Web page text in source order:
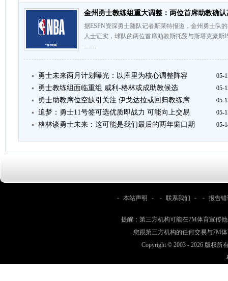
金州勇士教练组重大调整：两位首席助教确认
据ESPN资深勇士随队记者斯莱特报道，金州勇士队
人士证实，球队的两位首席助教斯托茨与斯塔克豪
……
勇士未来两月计划曝光：以库里为核心调整阵容 05-
勇士教练组面临重组 威利-格林或成助教候选 05-
勇士助教席位空缺引关注 伊戈达拉或回归教练席 05-
追梦：勇士11号签可选优质即战力 可能向上交易 05-
格林谈勇士未来：这可能是我们最后的两年窗口期 05-
- 本站声明 - - 联系我们 - - 报告
提醒：第三方机构可能在7M体育宣传
您跟第三方机构的任何交易与7M
Copyright © 2003 - 2026 版权所